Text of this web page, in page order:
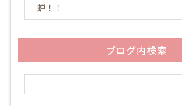
蝉！！
ブログ内検索